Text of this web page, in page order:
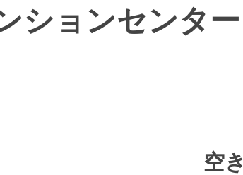
ションセンタ
空